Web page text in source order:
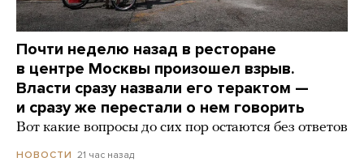
Почти неделю назад в ресторане
в центре Москвы произошел взрыв.
Власти сразу назвали его терактом —
и сразу же перестали о нем говорить
Вот какие вопросы до сих пор остаются без ответов
НОВОСТИ 21 час назад